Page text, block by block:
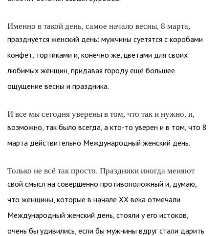
Именно в такой день, самое начало весны, 8 марта,
празднуется женский день: мужчины суетятся с коробами
конфет, тортиками и, конечно же, цветами для своих
любимых женщин, придавая городу ещё большее
ощущение весны и праздника.
И все мы сегодня уверены в том, что так и нужно, и,
возможно, так было всегда, а кто-то уверен и в том, что 8
марта действительно Международный женский день.
Только не всё так просто. Праздники иногда меняют
свой смысл на совершенно противоположный и, думаю,
что женщины, которые в начале ХХ века отмечали
Международный женский день, стояли у его истоков,
очень бы удивились, если бы мужчины вдруг стали дарить